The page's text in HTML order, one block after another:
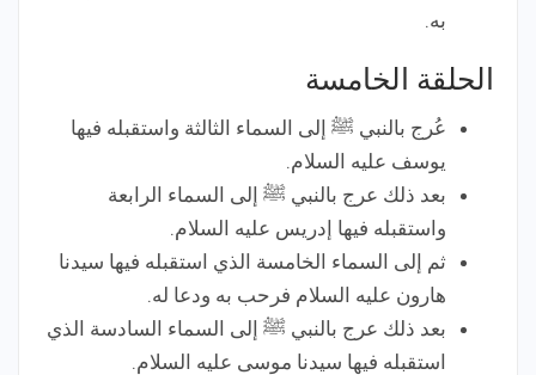
به.
الحلقة الخامسة
عُرج بالنبي ﷺ إلى السماء الثالثة واستقبله فيها
يوسف عليه السلام.
بعد ذلك عرج بالنبي ﷺ إلى السماء الرابعة
واستقبله فيها إدريس عليه السلام.
ثم إلى السماء الخامسة الذي استقبله فيها سيدنا
هارون عليه السلام فرحب به ودعا له.
بعد ذلك عرج بالنبي ﷺ إلى السماء السادسة الذي
استقبله فيها سيدنا موسى عليه السلام.